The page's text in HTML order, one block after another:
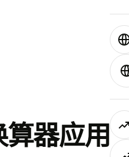
器应用